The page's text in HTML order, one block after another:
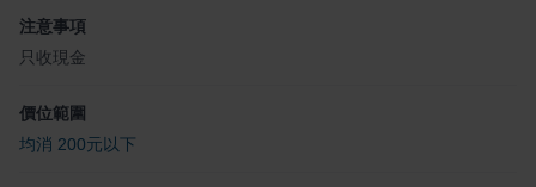
注意事項
只收現金
價位範圍
均消 200元以下